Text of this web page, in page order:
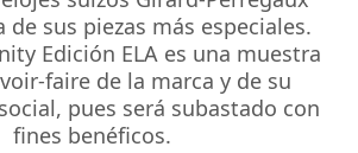
de sus piezas más especiales.
Edición ELA es una muestra
faire de la marca y de su
pues será subastado con
fines benéficos.